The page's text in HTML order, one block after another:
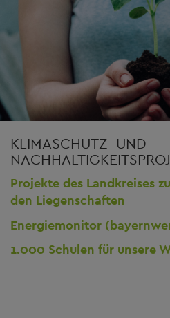
KLIMASCHUTZ- UND
Projekte des Landkreises
den Liegenschaften
Energiemonitor
1.000 Schulen für unsere